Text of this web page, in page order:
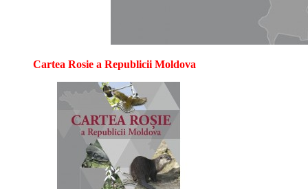
Cartea Rosie a Republicii Moldova